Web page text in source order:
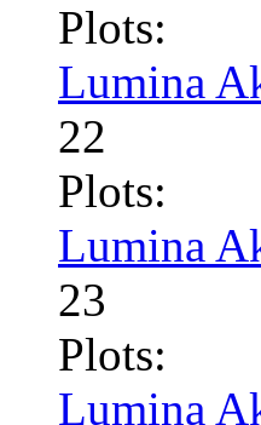
Plots:
Lumina
22
Plots:
Lumina
23
Plots:
Lumina